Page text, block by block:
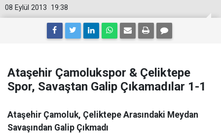
19:38
08 Eylül 2013
Ataşehir Çamolukspor & Çeliktepe
Spor, Savaştan Galip Çıkamadılar 1-1
Ataşehir Çamoluk, Çeliktepe Arasındaki Meydan
Savaşından Galip Çıkmadı